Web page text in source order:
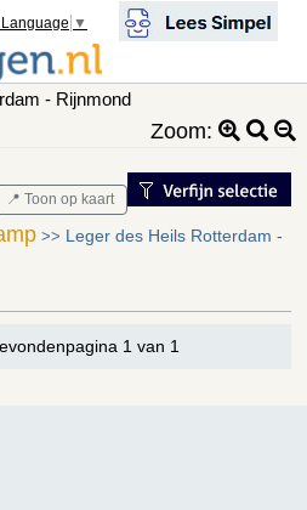
▼
- Rijnmond
Zoom:
📍 Toon op kaart
>> Leger des Heils Rotterdam -
1 van 1